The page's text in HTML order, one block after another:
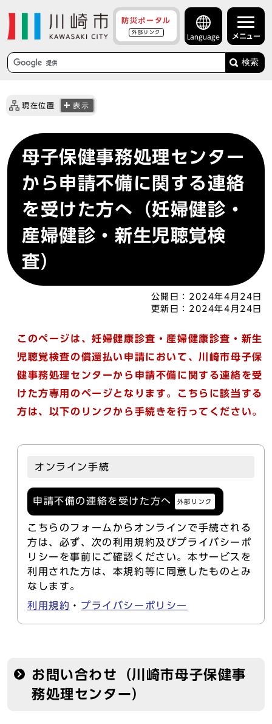
防災ポータル
外部リンク
Language メニュー
検索
現在位置 表示
母子保健事務処理センター
から申請不備に関する連絡
を受けた方へ（妊婦健診・
産婦健診・新生児聴覚検
査）
公開日： 2024年4月24日
更新日： 2024年4月24日
このページは、妊婦健康診査・産婦健康診査・新生
児聴覚検査の償還払い申請において、川崎市母子保
健事務処理センターから申請不備に関する連絡を受
けた方専用のページとなります。こちらに該当する
方は、以下のリンクから手続きを行ってください。
オンライン手続
申請不備の連絡を受けた方へ 外部リンク
こちらのフォームからオンラインで手続される
方は、必ず、次の利用規約及びプライバシーポ
リシーを事前にご確認ください。本サービスを
利用された方は、本規約等に同意したものとみ
なします。
利用規約 ・ プライバシーポリシー
お問い合わせ（川崎市母子保健事
務処理センター）